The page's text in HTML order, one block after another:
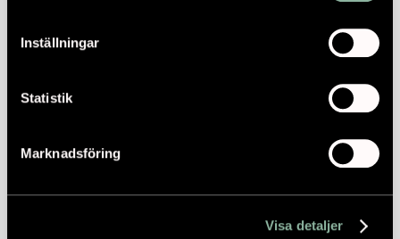
Inställningar
Statistik
Marknadsföring
Visa detaljer